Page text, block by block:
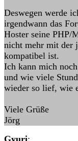
Deswegen werde
irgendwann das
Hoster seine PHP/
nicht mehr mit der
kompatibel ist.
Ich kann mich
und wie viele
wieder so lief, wie
Viele Grüße
Jörg
Gyuri: